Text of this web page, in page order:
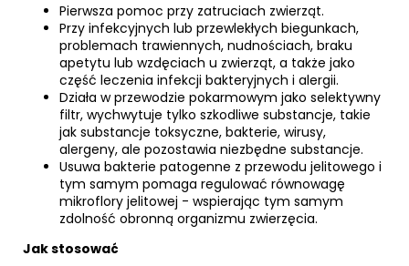
Pierwsza pomoc przy zatruciach zwierząt.
Przy infekcyjnych lub przewlekłych biegunkach,
problemach trawiennych, nudnościach, braku
apetytu lub wzdęciach u zwierząt, a także jako
część leczenia infekcji bakteryjnych i alergii.
Działa w przewodzie pokarmowym jako selektywny
filtr, wychwytuje tylko szkodliwe substancje, takie
jak substancje toksyczne, bakterie, wirusy,
alergeny, ale pozostawia niezbędne substancje.
Usuwa bakterie patogenne z przewodu jelitowego i
tym samym pomaga regulować równowagę
mikroflory jelitowej - wspierając tym samym
zdolność obronną organizmu zwierzęcia.
Jak stosować